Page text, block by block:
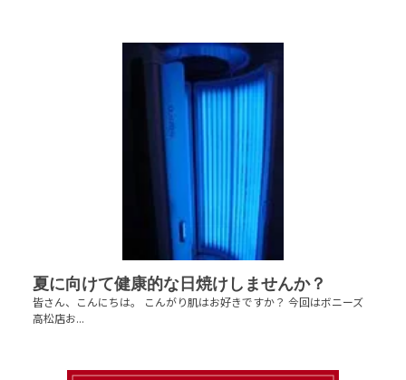
夏に向けて健康的な日焼けしませんか？
皆さん、こんにちは。 こんがり肌はお好きですか？ 今回はボニーズ
高松店お...